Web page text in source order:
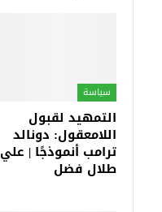
سياسة
التمهيد لقبول
اللامعقول: دونالد
ترامب أنموذجًا | علي
طلال فضل